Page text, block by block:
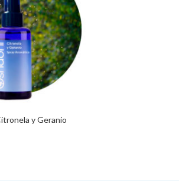
y Geranio